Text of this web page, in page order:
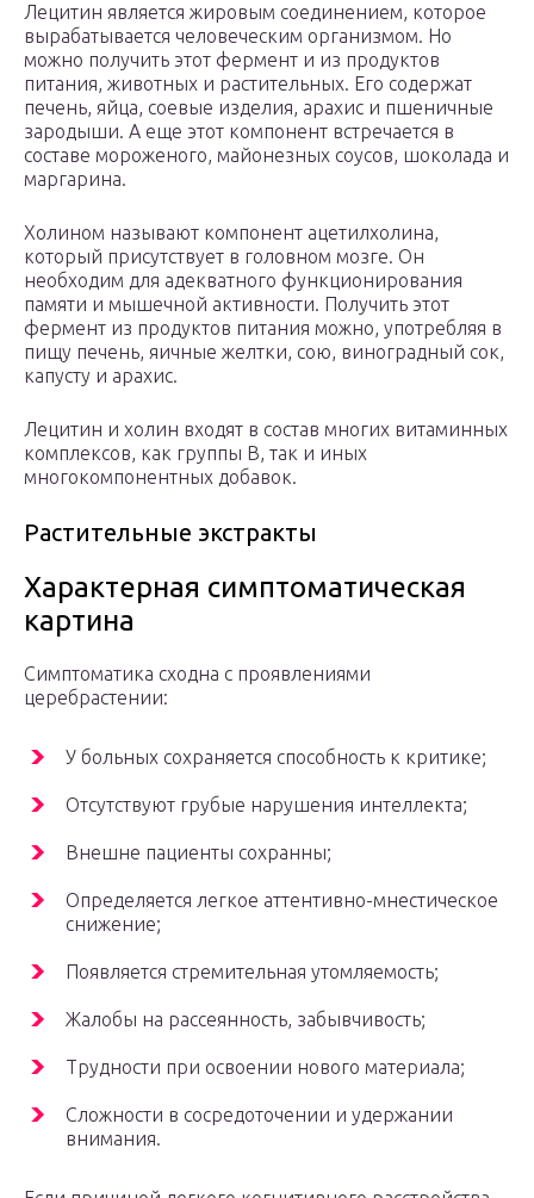
Лецитин является жировым соединением, которое
вырабатывается человеческим организмом. Но
можно получить этот фермент и из продуктов
питания, животных и растительных. Его содержат
печень, яйца, соевые изделия, арахис и пшеничные
зародыши. А еще этот компонент встречается в
составе мороженого, майонезных соусов, шоколада и
маргарина.
Холином называют компонент ацетилхолина,
который присутствует в головном мозге. Он
необходим для адекватного функционирования
памяти и мышечной активности. Получить этот
фермент из продуктов питания можно, употребляя в
пищу печень, яичные желтки, сою, виноградный сок,
капусту и арахис.
Лецитин и холин входят в состав многих витаминных
комплексов, как группы В, так и иных
многокомпонентных добавок.
Растительные экстракты
Характерная симптоматическая
картина
Симптоматика сходна с проявлениями
церебрастении:
У больных сохраняется способность к критике;
Отсутствуют грубые нарушения интеллекта;
Внешне пациенты сохранны;
Определяется легкое аттентивно-мнестическое
снижение;
Появляется стремительная утомляемость;
Жалобы на рассеянность, забывчивость;
Трудности при освоении нового материала;
Сложности в сосредоточении и удержании
внимания.